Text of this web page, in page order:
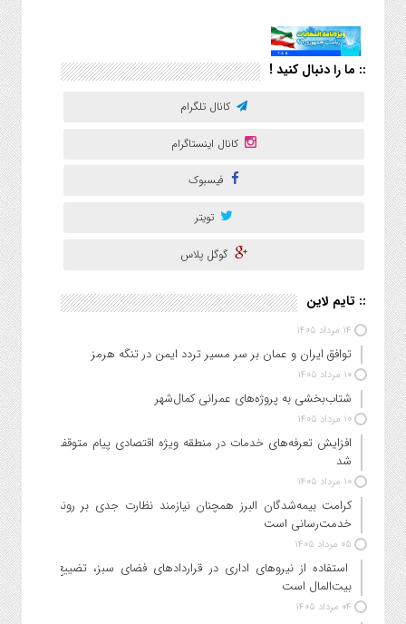
:: ما را دنبال کنید !
کانال تلگرام
کانال اینستاگرام
فیسبوک
تویتر
گوگل پلاس
:: تایم لاین
۱۴ مرداد ۱۴۰۵
توافق ایران و عمان بر سر مسیر تردد ایمن در تنگه هرمز
۱۰ مرداد ۱۴۰۵
شتاب‌بخشی به پروژه‌های عمرانی کمال‌شهر
۱۰ مرداد ۱۴۰۵
افزایش تعرفه‌های خدمات در منطقه ویژه اقتصادی پیام متوقف
شد
۱۰ مرداد ۱۴۰۵
کرامت بیمه‌شدگان البرز همچنان نیازمند نظارت جدی بر روند
خدمت‌رسانی است
۰۵ مرداد ۱۴۰۵
استفاده از نیروهای اداری در قراردادهای فضای سبز، تضییع
بیت‌المال است
۰۴ مرداد ۱۴۰۵